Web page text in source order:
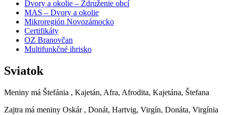
Dvory a okolie – Združenie obcí
MAS – Dvory a okolie
Mikroregión Novozámocko
Certifikáty
OZ Branovčan
Multifunkčné ihrisko
Sviatok
Meniny má Štefánia , Kajetán, Afra, Afrodita, Kajetána, Štefana
Zajtra má meniny Oskár , Donát, Hartvig, Virgín, Donáta, Virgínia